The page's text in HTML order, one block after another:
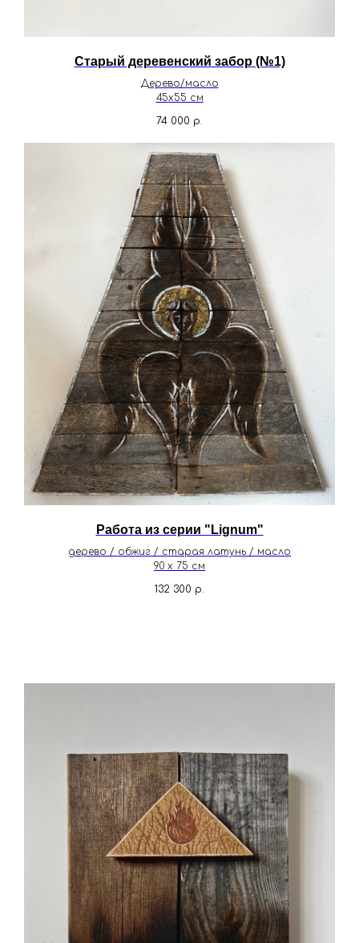
Старый деревенский забор (№1)
Дерево/масло
45х55 см
74 000 р.
Работа из серии "Lignum"
дерево / обжиг / старая латунь / масло
90 х 75 см
132 300 р.